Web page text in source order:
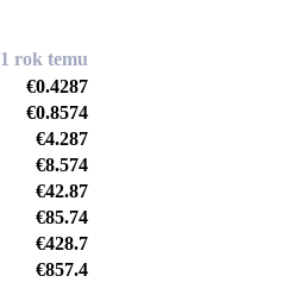
1 rok temu
€0.4287
€0.8574
€4.287
€8.574
€42.87
€85.74
€428.7
€857.4